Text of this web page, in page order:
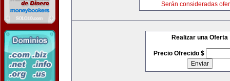
Serán consideradas
Realizar una Oferta
Precio Ofrecido $